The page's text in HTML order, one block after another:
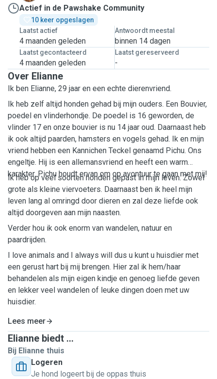
Actief in de Pawshake Community
10 keer opgeslagen
Laatst actief
4 maanden geleden
Antwoordt meestal
binnen 14 dagen
Laatst gecontacteerd
4 maanden geleden
Laatst gereserveerd
-
Over Elianne
Ik ben Elianne, 29 jaar en een echte dierenvriend.
Ik heb zelf altijd honden gehad bij mijn ouders. Een Bouvier,
poedel en vlinderhondje. De poedel is 16 geworden, de
vlinder 17 en onze bouvier is nu 14 jaar oud. Daarnaast heb
ik ook altijd paarden, hamsters en vogels gehad. Ik en mijn
vriend hebben een Kannichen Teckel genaamd Pichu. Ons
engeltje. Hij is een allemansvriend en heeft een warm
karakter. Pichu houdt ervan om op avontuur te gaan met mij!
Ik heb op veel soorten honden gepast in mijn leven. Zowel
grote als kleine viervoeters. Daarnaast ben ik heel mijn
leven lang al omringd door dieren en zal deze liefde ook
altijd doorgeven aan mijn naasten.
Verder hou ik ook enorm van wandelen, natuur en
paardrijden.
I love animals and I always will dus u kunt u huisdier met
een gerust hart bij mij brengen. Hier zal ik hem/haar
behandelen als mijn eigen kindje en genoeg liefde geven
en lekker veel wandelen of leuke dingen doen met uw
huisdier.
Lees meer
Elianne biedt ...
Bij Elianne thuis
Logeren
Je hond logeert bij de oppas thuis